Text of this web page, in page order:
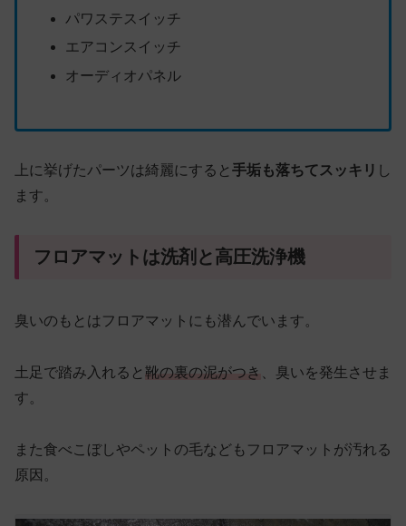
パワステスイッチ
エアコンスイッチ
オーディオパネル
上に挙げたパーツは綺麗にすると 手垢も落ちてスッキリ し
ます。
フロアマットは洗剤と高圧洗浄機
臭いのもとはフロアマットにも潜んでいます。
土足で踏み入れると 靴の裏の泥がつき
、臭いを発生させま
す。
また食べこぼしやペットの毛などもフロアマットが汚れる
原因。